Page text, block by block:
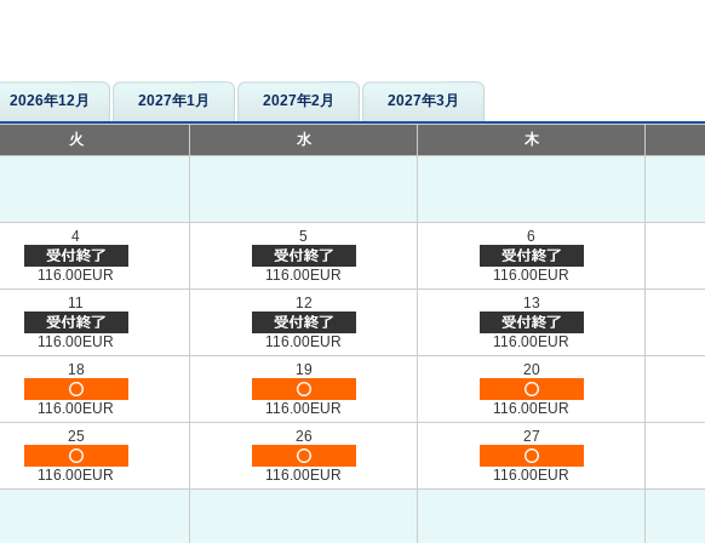
2026年12月 2027年1月 2027年2月 2027年3月
火 水 木
4
116.00EUR
5
116.00EUR
6
116.00EUR
11
116.00EUR
12
116.00EUR
13
116.00EUR
18
116.00EUR
19
116.00EUR
20
116.00EUR
25
116.00EUR
26
116.00EUR
27
116.00EUR